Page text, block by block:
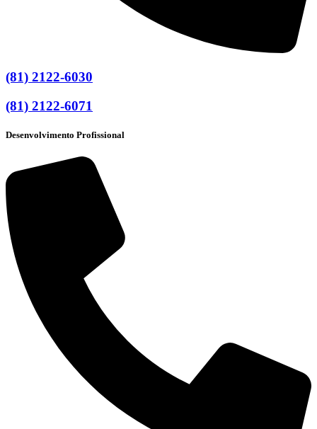
(81) 2122-6030
(81) 2122-6071
Desenvolvimento Profissional